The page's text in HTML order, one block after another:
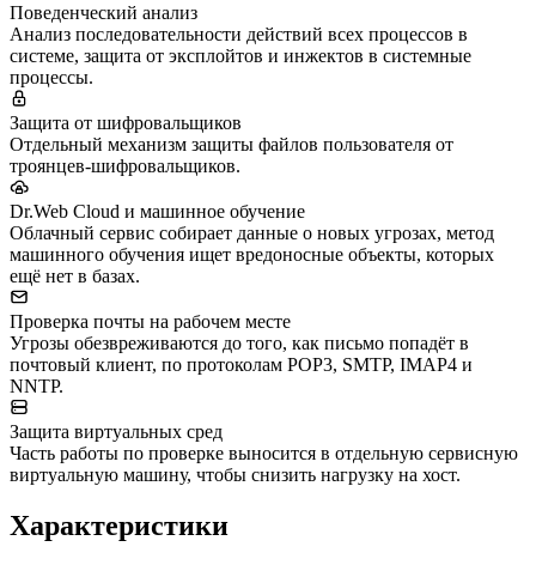
Поведенческий анализ
Анализ последовательности действий всех процессов в
системе, защита от эксплойтов и инжектов в системные
процессы.
Защита от шифровальщиков
Отдельный механизм защиты файлов пользователя от
троянцев-шифровальщиков.
Dr.Web Cloud и машинное обучение
Облачный сервис собирает данные о новых угрозах, метод
машинного обучения ищет вредоносные объекты, которых
ещё нет в базах.
Проверка почты на рабочем месте
Угрозы обезвреживаются до того, как письмо попадёт в
почтовый клиент, по протоколам POP3, SMTP, IMAP4 и
NNTP.
Защита виртуальных сред
Часть работы по проверке выносится в отдельную сервисную
виртуальную машину, чтобы снизить нагрузку на хост.
Характеристики